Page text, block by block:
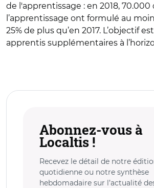
de l'apprentissage : en 2018, 70.000
l’apprentissage ont formulé au
25% de plus qu’en 2017. L’objectif
apprentis supplémentaires à
Abonnez-vous à
Localtis !
Recevez le détail de notre
quotidienne ou notre synthèse
hebdomadaire sur l’actualité